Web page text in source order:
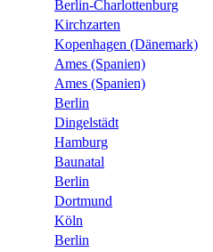
Berlin-Charlottenburg
Kirchzarten
Kopenhagen (Dänemark)
Ames (Spanien)
Ames (Spanien)
Berlin
Dingelstädt
Hamburg
Baunatal
Berlin
Dortmund
Köln
Berlin